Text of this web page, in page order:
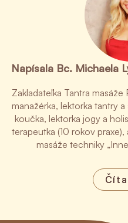
Napísala Bc. Michaela
Zakladateľka Tantra
manažérka, lektorka tantry
koučka, lektorka jogy a
terapeutka (10 rokov
masáže techniky